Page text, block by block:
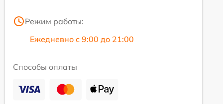
Режим работы:
Ежедневно с 9:00 до 21:00
Способы оплаты